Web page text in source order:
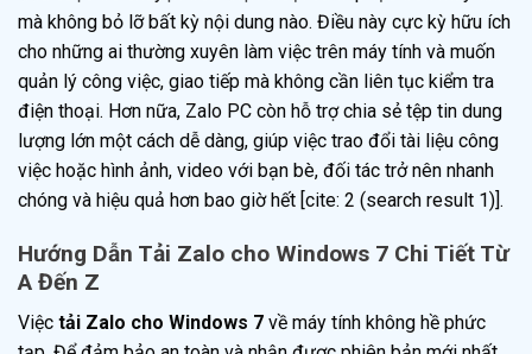
mà không bỏ lỡ bất kỳ nội dung nào. Điều này cực kỳ hữu ích
cho những ai thường xuyên làm việc trên máy tính và muốn
quản lý công việc, giao tiếp mà không cần liên tục kiểm tra
điện thoại. Hơn nữa, Zalo PC còn hỗ trợ chia sẻ tệp tin dung
lượng lớn một cách dễ dàng, giúp việc trao đổi tài liệu công
việc hoặc hình ảnh, video với bạn bè, đối tác trở nên nhanh
chóng và hiệu quả hơn bao giờ hết [cite: 2 (search result 1)].
Hướng Dẫn Tải Zalo cho Windows 7 Chi Tiết Từ
A Đến Z
Việc tải Zalo cho Windows 7 về máy tính không hề phức